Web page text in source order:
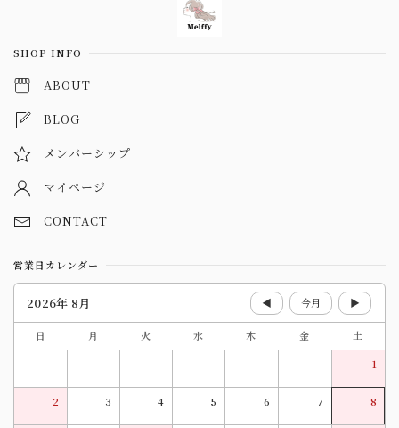
SHOP INFO
ABOUT
BLOG
メンバーシップ
マイページ
CONTACT
営業日カレンダー
2026年 8月 ◀ 今月 ▶
日 月 火 水 木 金
土
1
2 3 4 5 6 7 8